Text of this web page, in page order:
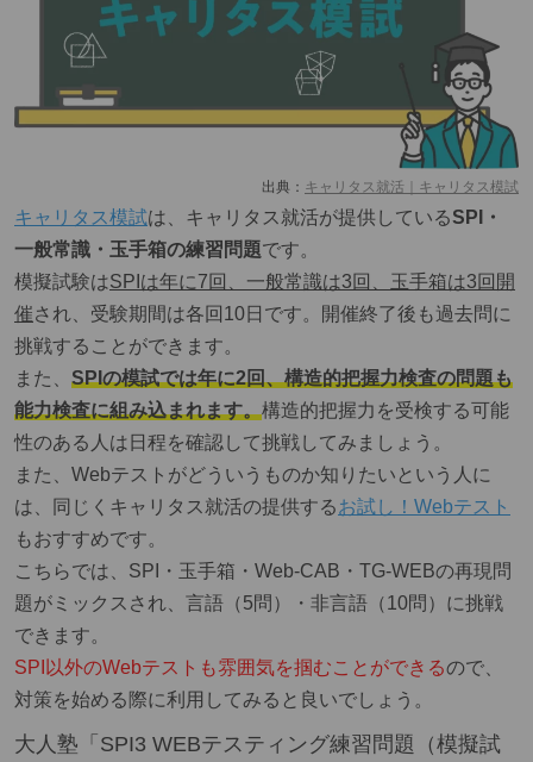
出典： キャリタス就活｜キャリタス模試
キャリタス模試は、キャリタス就活が提供しているSPI・
一般常識・玉手箱の練習問題です。
模擬試験はSPIは年に7回、一般常識は3回、玉手箱は3回開
催され、受験期間は各回10日です。開催終了後も過去問に
挑戦することができます。
また、 SPIの模試では年に2回、構造的把握力検査の問題も
能力検査に組み込まれます。構造的把握力を受検する可能
性のある人は日程を確認して挑戦してみましょう。
また、Webテストがどういうものか知りたいという人に
は、同じくキャリタス就活の提供するお試し！Webテスト
もおすすめです。
こちらでは、SPI・玉手箱・Web‐CAB・TG‐WEBの再現問
題がミックスされ、言語（5問）・非言語（10問）に挑戦
できます。
SPI以外のWebテストも雰囲気を掴むことができるので、
対策を始める際に利用してみると良いでしょう。
大人塾「SPI3 WEBテスティング練習問題（模擬試